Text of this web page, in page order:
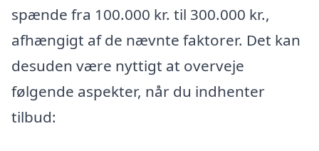
spænde fra 100.000 kr. til 300.000 kr.,
afhængigt af de nævnte faktorer. Det kan
desuden være nyttigt at overveje
følgende aspekter, når du indhenter
tilbud: